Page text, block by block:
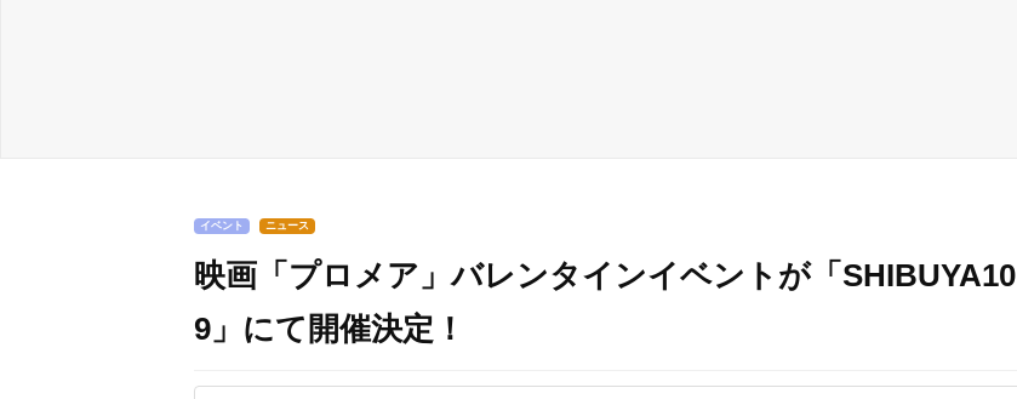
イベント ニュース
映画「プロメア」バレンタインイベントが「SHIBUYA10
9」にて開催決定！